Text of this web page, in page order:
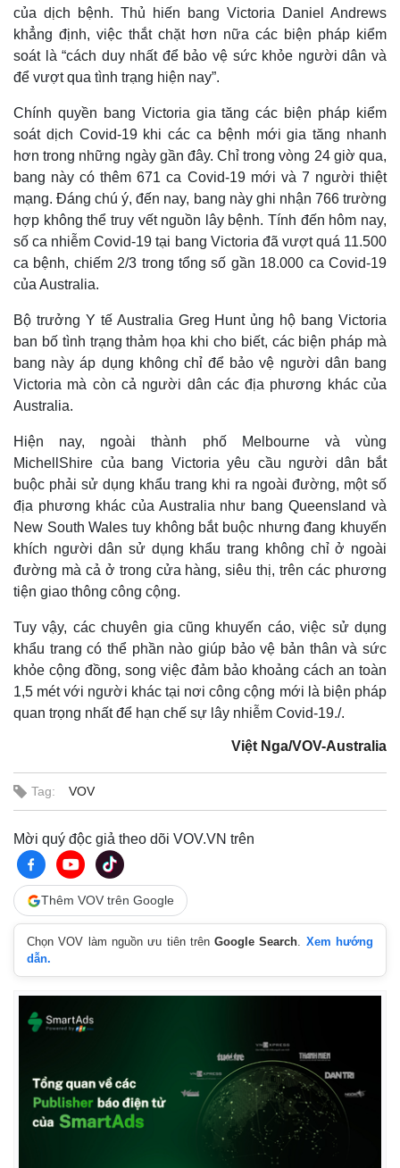
Quan sát
Cuộc sống đó đây
Hồ sơ
Multimedia
Video
Ảnh
của dịch bệnh. Thủ hiến bang Victoria Daniel Andrews
khẳng định, việc thắt chặt hơn nữa các biện pháp kiểm
soát là “cách duy nhất để bảo vệ sức khỏe người dân và
để vượt qua tình trạng hiện nay”.
Chính quyền bang Victoria gia tăng các biện pháp kiểm
soát dịch Covid-19 khi các ca bệnh mới gia tăng nhanh
hơn trong những ngày gần đây. Chỉ trong vòng 24 giờ qua,
bang này có thêm 671 ca Covid-19 mới và 7 người thiệt
mạng. Đáng chú ý, đến nay, bang này ghi nhận 766 trường
hợp không thể truy vết nguồn lây bệnh. Tính đến hôm nay,
số ca nhiễm Covid-19 tại bang Victoria đã vượt quá 11.500
ca bệnh, chiếm 2/3 trong tổng số gần 18.000 ca Covid-19
của Australia.
Bộ trưởng Y tế Australia Greg Hunt ủng hộ bang Victoria
ban bố tình trạng thảm họa khi cho biết, các biện pháp mà
bang này áp dụng không chỉ để bảo vệ người dân bang
Victoria mà còn cả người dân các địa phương khác của
Australia.
Hiện nay, ngoài thành phố Melbourne và vùng
MichellShire của bang Victoria yêu cầu người dân bắt
buộc phải sử dụng khẩu trang khi ra ngoài đường, một số
địa phương khác của Australia như bang Queensland và
New South Wales tuy không bắt buộc nhưng đang khuyến
khích người dân sử dụng khẩu trang không chỉ ở ngoài
đường mà cả ở trong cửa hàng, siêu thị, trên các phương
tiện giao thông công cộng.
Tuy vậy, các chuyên gia cũng khuyến cáo, việc sử dụng
khẩu trang có thể phần nào giúp bảo vệ bản thân và sức
khỏe cộng đồng, song việc đảm bảo khoảng cách an toàn
1,5 mét với người khác tại nơi công cộng mới là biện pháp
quan trọng nhất để hạn chế sự lây nhiễm Covid-19./.
Việt Nga/VOV-Australia
Tag: VOV
Mời quý độc giả theo dõi VOV.VN trên
Thêm VOV trên Google
Chọn VOV làm nguồn ưu tiên trênGoogle Search. Xem hướng
dẫn.